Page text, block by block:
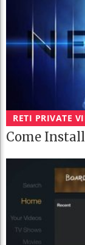
RETI PRIVATE
Come